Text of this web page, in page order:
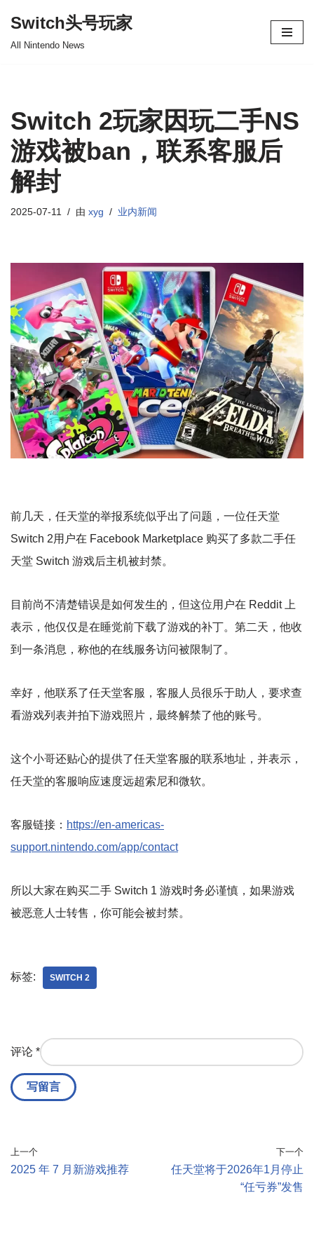
Switch头号玩家
All Nintendo News
Switch 2玩家因玩二手NS
游戏被ban，联系客服后
解封
2025-07-11 由 xyg 业内新闻
前几天，任天堂的举报系统似乎出了问题，一位任天堂
Switch 2用户在 Facebook Marketplace 购买了多款二手任
天堂 Switch 游戏后主机被封禁。
目前尚不清楚错误是如何发生的，但这位用户在 Reddit 上
表示，他仅仅是在睡觉前下载了游戏的补丁。第二天，他收
到一条消息，称他的在线服务访问被限制了。
幸好，他联系了任天堂客服，客服人员很乐于助人，要求查
看游戏列表并拍下游戏照片，最终解禁了他的账号。
这个小哥还贴心的提供了任天堂客服的联系地址，并表示，
任天堂的客服响应速度远超索尼和微软。
客服链接： https://en-americas-
support.nintendo.com/app/contact
所以大家在购买二手 Switch 1 游戏时务必谨慎，如果游戏
被恶意人士转售，你可能会被封禁。
标签: SWITCH 2
评论 *
上一个
2025 年 7 月新游戏推荐
下一个
任天堂将于2026年1月停止
“任亏券”发售